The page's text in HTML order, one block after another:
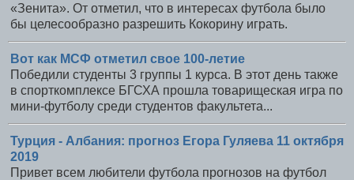
«Зенита». От отметил, что в интересах футбола было
бы целесообразно разрешить Кокорину играть.
Вот как МСФ отметил свое 100-летие
Победили студенты 3 группы 1 курса. В этот день также
в спорткомплексе БГСХА прошла товарищеская игра по
мини-футболу среди студентов факультета...
Турция - Албания: прогноз Егора Гуляева 11 октября
2019
Привет всем любители футбола прогнозов на футбол